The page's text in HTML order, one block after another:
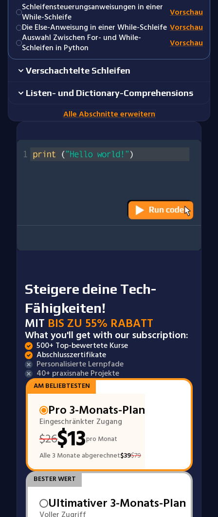
Schleifensteuerungsanweisungen in einer
While-Schleife
Vorschau
Die Else-Anweisung in einer While-Schleife Vorschau
Auswahl Zwischen For- und While-
Schleifen in Python
Vorschau
Verschachtelte Schleifen
Listen- und Dictionary-Comprehensions
Alle Abschnitte erweitern
Steigere deine Tech-
Fähigkeiten!
MIT BIS ZU 55% RABATT
What you'll get with our subscription:
500+ Top-bewertete Kurse
Abschlusszertifikate
Personalisierte Lernpfade
40+ praxisnahe Projekte
AM BELIEBTESTEN
Pro 3-Monats-Plan
Eingeschränkter Zugang
$26$13pro Monat
Alle 3 Monate abgerechnet$39$79
BESTER WERT
Ultimativer 3-Monats-Plan